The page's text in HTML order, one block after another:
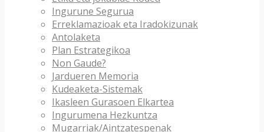
Ingurune Segurua
Erreklamazioak eta Iradokizunak
Antolaketa
Plan Estrategikoa
Non Gaude?
Jardueren Memoria
Kudeaketa-Sistemak
Ikasleen Gurasoen Elkartea
Ingurumena Hezkuntza
Mugarriak/Aintzatespenak